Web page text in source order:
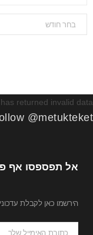
ארכיון
returned invalid data.
@metukteket
אל תפספסו אף
הירשמו כאן לקבלת